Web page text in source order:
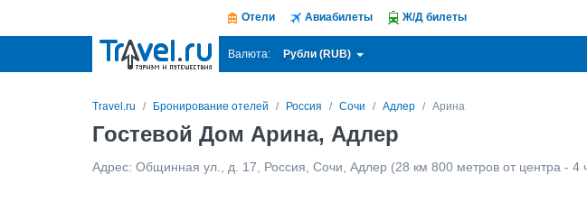
Отели Авиабилеты Ж/Д билеты
Валюта: Рубли (RUB)
Travel.ru Бронирование отелей Россия Сочи Адлер Арина
Гостевой Дом Арина, Адлер
Адрес: Общинная ул., д. 17 Россия Сочи Адлер (28 км 800 метров от центра -